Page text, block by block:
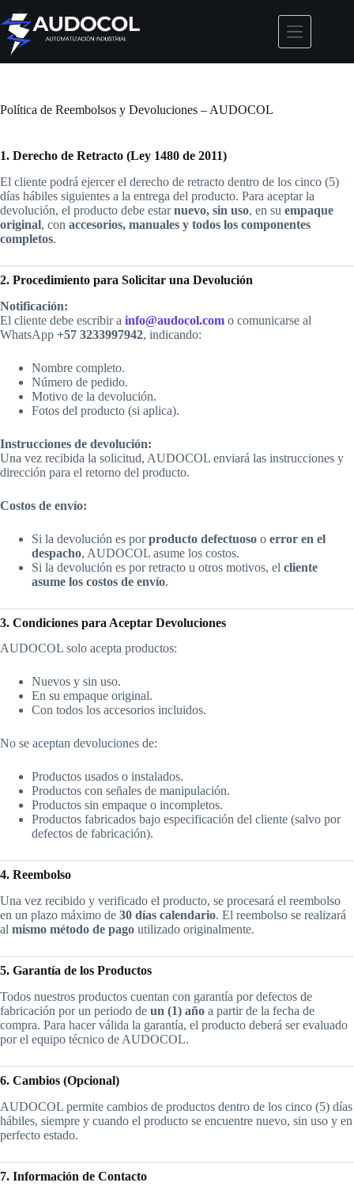
Saltar
al
contenido
Política de Reembolsos y Devoluciones – AUDOCOL
1. Derecho de Retracto (Ley 1480 de 2011)
El cliente podrá ejercer el derecho de retracto dentro de los cinco (5)
días hábiles siguientes a la entrega del producto. Para aceptar la
devolución, el producto debe estarnuevo, sin uso, en su empaque
original, con accesorios, manuales y todos los componentes
completos.
2. Procedimiento para Solicitar una Devolución
Notificación:
El cliente debe escribir a info@audocol.com o comunicarse al
WhatsApp +57 3233997942, indicando:
Nombre completo.
Número de pedido.
Motivo de la devolución.
Fotos del producto (si aplica).
Instrucciones de devolución:
Una vez recibida la solicitud, AUDOCOL enviará las instrucciones y
dirección para el retorno del producto.
Costos de envío:
Si la devolución es porproducto defectuoso o error en el
despacho, AUDOCOL asume los costos.
Si la devolución es por retracto u otros motivos, el cliente
asume los costos de envío.
3. Condiciones para Aceptar Devoluciones
AUDOCOL solo acepta productos:
Nuevos y sin uso.
En su empaque original.
Con todos los accesorios incluidos.
No se aceptan devoluciones de:
Productos usados o instalados.
Productos con señales de manipulación.
Productos sin empaque o incompletos.
Productos fabricados bajo especificación del cliente (salvo por
defectos de fabricación).
4. Reembolso
Una vez recibido y verificado el producto, se procesará el reembolso
en un plazo máximo de 30 días calendario. El reembolso se realizará
al mismo método de pago utilizado originalmente.
5. Garantía de los Productos
Todos nuestros productos cuentan con garantía por defectos de
fabricación por un periodo de un (1) año a partir de la fecha de
compra. Para hacer válida la garantía, el producto deberá ser evaluado
por el equipo técnico de AUDOCOL.
6. Cambios (Opcional)
AUDOCOL permite cambios de productos dentro de los cinco (5) días
hábiles, siempre y cuando el producto se encuentre nuevo, sin uso y en
perfecto estado.
7. Información de Contacto